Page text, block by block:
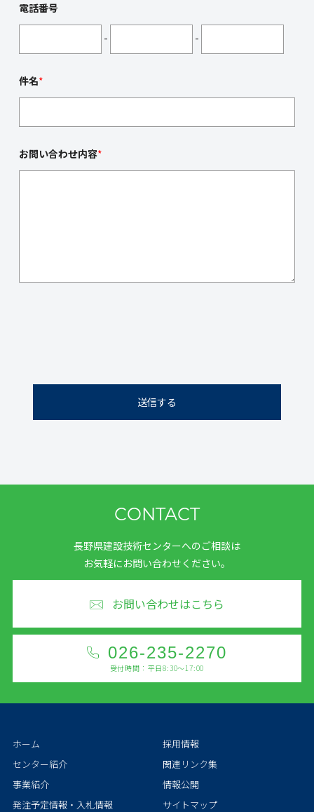
電話番号
- -
件名*
お問い合わせ内容*
CONTACT
長野県建設技術センターへのご相談は
お気軽にお問い合わせください。
お問い合わせはこちら
026-235-2270
受付時間：平日8:30～17:00
ホーム
センター紹介
事業紹介
発注予定情報・入札情報
採用情報
関連リンク集
情報公開
サイトマップ